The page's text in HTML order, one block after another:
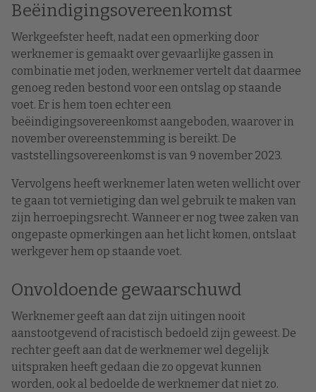
Beëindigingsovereenkomst
Werkgeefster heeft, nadat een opmerking door
werknemer is gemaakt over gevaarlijke gassen in
combinatie met joden, werknemer vertelt dat daarmee
genoeg reden bestond voor een ontslag op staande
voet. Er is hem toen echter een
beëindigingsovereenkomst aangeboden, waarover in
november overeenstemming is bereikt. De
vaststellingsovereenkomst is van 9 november 2023.
Vervolgens heeft werknemer laten weten wellicht over
te gaan tot vernietiging dan wel gebruik te maken van
zijn herroepingsrecht. Wanneer er nog twee zaken van
ongepaste opmerkingen aan het licht komen, ontslaat
werkgever hem op staande voet.
Onvoldoende gewaarschuwd
Werknemer geeft aan dat zijn uitingen nooit
aanstootgevend of racistisch bedoeld zijn geweest. De
rechter geeft aan dat de werknemer wel degelijk
uitspraken heeft gedaan die zo opgevat kunnen
worden, ook al bedoelde de werknemer dat niet zo.